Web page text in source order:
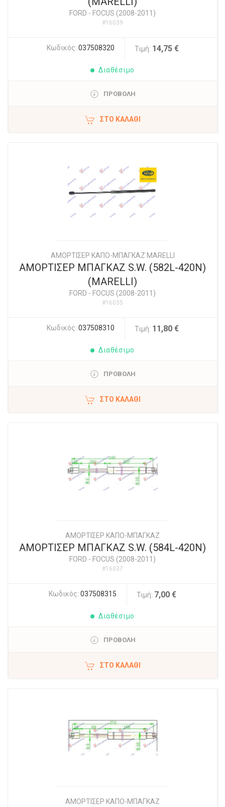
FORD - FOCUS (2008-2011)
#16039
Κωδικός: 037508320 Τιμή: 14,75 €
Διαθέσιμο
ΠΡΟΒΟΛΗ
ΣΤΟ ΚΑΛΆΘΙ
ΑΜΟΡΤΙΣΕΡ ΚΑΠΟ-ΜΠΑΓΚΑΖ MARELLI
ΑΜΟΡΤΙΣΕΡ ΜΠΑΓΚΑΖ S.W. (582L-420N)
(MARELLI)
FORD - FOCUS (2008-2011)
#16035
Κωδικός: 037508310 Τιμή: 11,80 €
Διαθέσιμο
ΠΡΟΒΟΛΗ
ΣΤΟ ΚΑΛΆΘΙ
ΑΜΟΡΤΙΣΕΡ ΚΑΠΟ-ΜΠΑΓΚΑΖ
ΑΜΟΡΤΙΣΕΡ ΜΠΑΓΚΑΖ S.W. (584L-420N)
FORD - FOCUS (2008-2011)
#16037
Κωδικός: 037508315 Τιμή: 7,00 €
Διαθέσιμο
ΠΡΟΒΟΛΗ
ΣΤΟ ΚΑΛΆΘΙ
ΑΜΟΡΤΙΣΕΡ ΚΑΠΟ-ΜΠΑΓΚΑΖ